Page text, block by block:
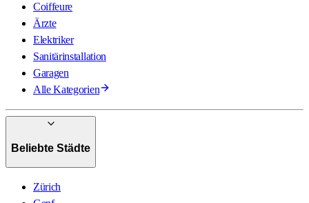
Coiffeure
Ärzte
Elektriker
Sanitärinstallation
Garagen
Alle Kategorien
Beliebte Städte
Zürich